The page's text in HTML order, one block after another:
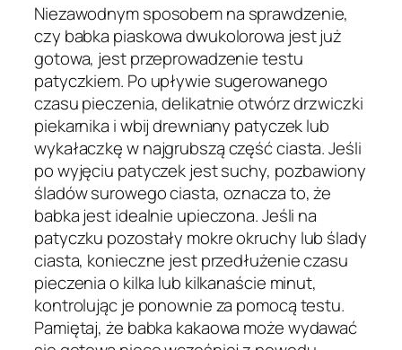
Niezawodnym sposobem na sprawdzenie,
czy babka piaskowa dwukolorowa jest już
gotowa, jest przeprowadzenie testu
patyczkiem. Po upływie sugerowanego
czasu pieczenia, delikatnie otwórz drzwiczki
piekarnika i wbij drewniany patyczek lub
wykałaczkę w najgrubszą część ciasta. Jeśli
po wyjęciu patyczek jest suchy, pozbawiony
śladów surowego ciasta, oznacza to, że
babka jest idealnie upieczona. Jeśli na
patyczku pozostały mokre okruchy lub ślady
ciasta, konieczne jest przedłużenie czasu
pieczenia o kilka lub kilkanaście minut,
kontrolując je ponownie za pomocą testu.
Pamiętaj, że babka kakaowa może wydawać